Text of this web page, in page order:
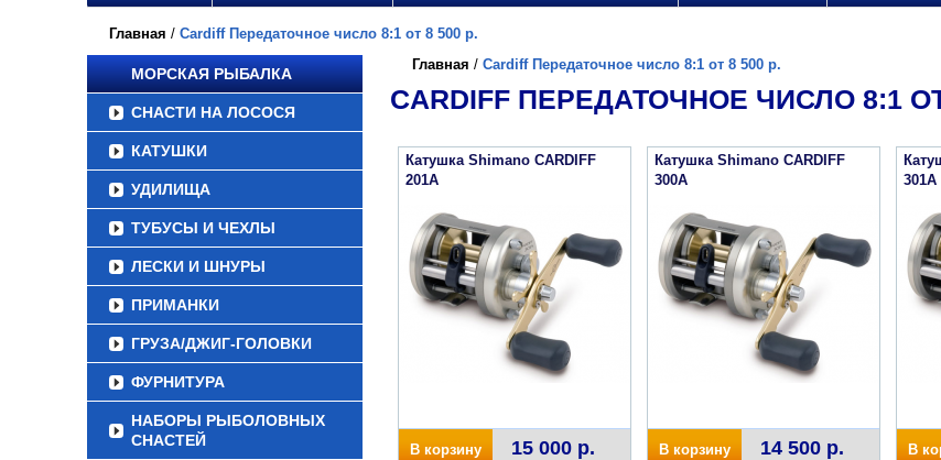
Главная / Cardiff Передаточное число 8:1 от 8 500 р.
МОРСКАЯ РЫБАЛКА
СНАСТИ НА ЛОСОСЯ
КАТУШКИ
УДИЛИЩА
ТУБУСЫ И ЧЕХЛЫ
ЛЕСКИ И ШНУРЫ
ПРИМАНКИ
ГРУЗА/ДЖИГ-ГОЛОВКИ
ФУРНИТУРА
НАБОРЫ РЫБОЛОВНЫХ
СНАСТЕЙ
Главная / Cardiff Передаточное число 8:1 от 8 500 р.
CARDIFF ПЕРЕДАТОЧНОЕ ЧИСЛО 8:1 ОТ
Катушка Shimano CARDIFF
201A
В корзину 15 000 р.
Катушка Shimano CARDIFF
300A
В корзину 14 500 р.
301A
В